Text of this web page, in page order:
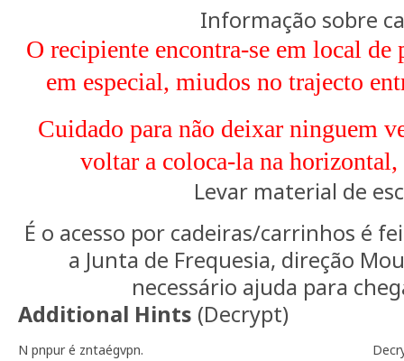
Informação sobre
O recipiente encontra-se em local de
em especial, miudos no trajecto
Cuidado para não deixar ninguem
voltar a coloca-la na horizontal,
Levar material de
É o acesso por cadeiras/carrinhos é
a Junta de Frequesia, direção
necessário ajuda para
Additional Hints (Decrypt)
N pnpur é zntaégvpn.